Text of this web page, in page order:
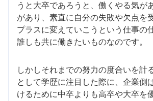
うと大卒であろうと、働くやる気が
があり、素直に自分の失敗や欠点を
プラスに変えていこうという仕事の
誰しも共に働きたいものなのです。
しかしそれまでの努力の度合いを計
として学歴に注目した際に、企業側
けるために中卒よりも高卒や大卒を